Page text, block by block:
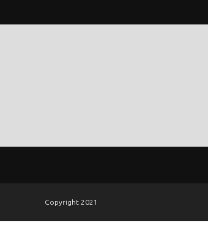
Copyright 2021